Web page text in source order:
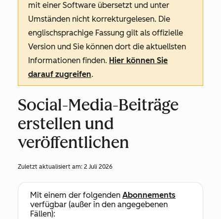
mit einer Software übersetzt und unter
Umständen nicht korrekturgelesen. Die
englischsprachige Fassung gilt als offizielle
Version und Sie können dort die aktuellsten
Informationen finden. Hier können Sie
darauf zugreifen.
Social-Media-Beiträge
erstellen und
veröffentlichen
Zuletzt aktualisiert am: 2 Juli 2026
Mit einem der folgenden Abonnements
verfügbar (außer in den angegebenen
Fällen):